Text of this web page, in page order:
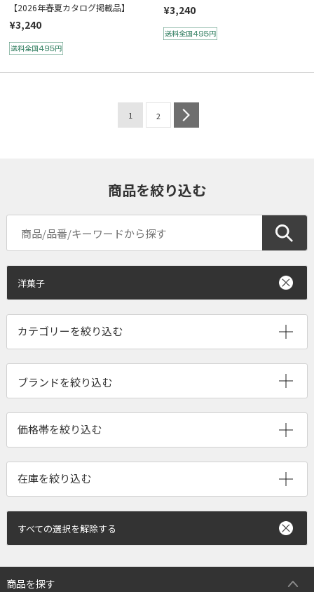
【2026年春夏カタログ掲載品】
¥3,240
¥3,240
1 2
商品を絞り込む
洋菓子
ブランドを絞り込む
すべての選択を解除する
商品を探す